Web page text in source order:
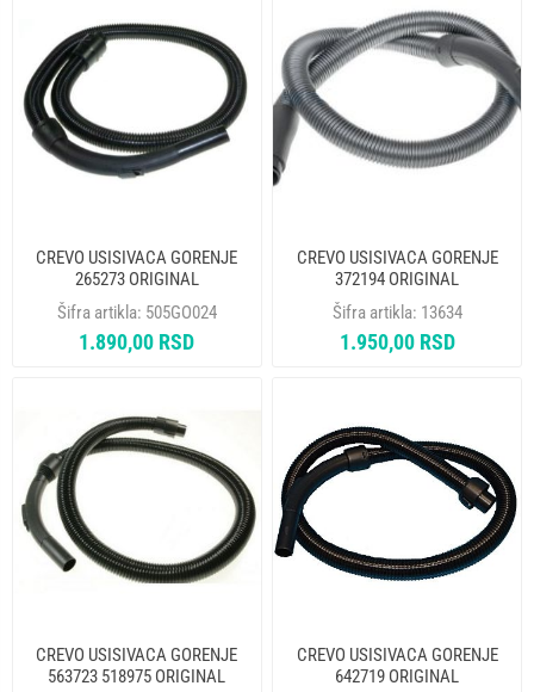
CREVO USISIVACA GORENJE
265273 ORIGINAL
Šifra artikla: 505GO024
1.890,00 RSD
CREVO USISIVACA GORENJE
372194 ORIGINAL
Šifra artikla: 13634
1.950,00 RSD
CREVO USISIVACA GORENJE
563723 518975 ORIGINAL
CREVO USISIVACA GORENJE
642719 ORIGINAL